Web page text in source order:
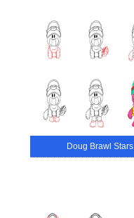
Doug Brawl Stars